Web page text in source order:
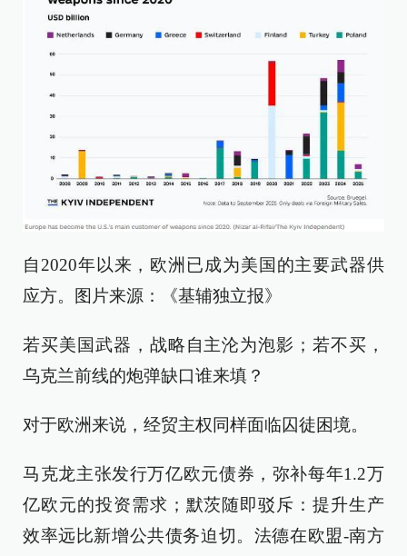
自2020年以来，欧洲已成为美国的主要武器供
应方。图片来源：《基辅独立报》
若买美国武器，战略自主沦为泡影；若不买，
乌克兰前线的炮弹缺口谁来填？
对于欧洲来说，经贸主权同样面临囚徒困境。
马克龙主张发行万亿欧元债券，弥补每年1.2万
亿欧元的投资需求；默茨随即驳斥：提升生产
效率远比新增公共债务迫切。法德在欧盟-南方